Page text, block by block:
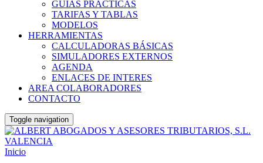
GUIAS PRACTICAS
TARIFAS Y TABLAS
MODELOS
HERRAMIENTAS
CALCULADORAS BÁSICAS
SIMULADORES EXTERNOS
AGENDA
ENLACES DE INTERES
AREA COLABORADORES
CONTACTO
Toggle navigation
Inicio